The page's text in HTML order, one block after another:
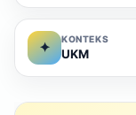
✦
KONTEKS
UKM